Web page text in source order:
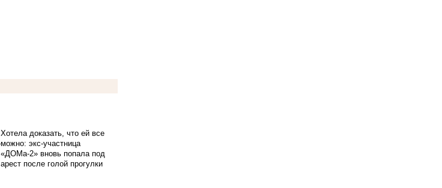
Хотела доказать, что ей все
можно: экс-участница
«ДОМа-2» вновь попала под
арест после голой прогулки